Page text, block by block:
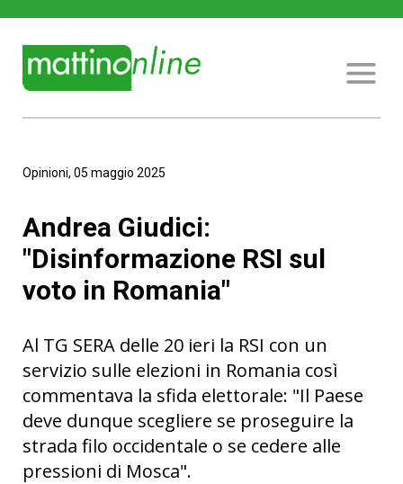
Opinioni, 05 maggio 2025
Andrea Giudici:
"Disinformazione RSI sul
voto in Romania"
Al TG SERA delle 20 ieri la RSI con un
servizio sulle elezioni in Romania così
commentava la sfida elettorale: "Il Paese
deve dunque scegliere se proseguire la
strada filo occidentale o se cedere alle
pressioni di Mosca".